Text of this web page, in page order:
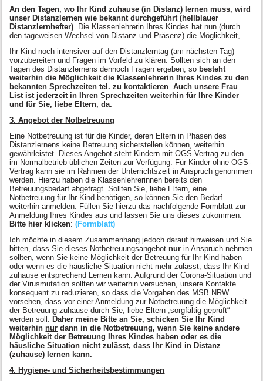
An den Tagen, wo Ihr Kind zuhause (in Distanz) lernen muss, wird
unser Distanzlernen wie bekannt durchgeführt (hellblauer
Distanzlernhefter). Die Klassenlehrerin Ihres Kindes hat nun (durch
den tageweisen Wechsel von Distanz und Präsenz) die Möglichkeit,
Ihr Kind noch intensiver auf den Distanzlerntag (am nächsten Tag)
vorzubereiten und Fragen im Vorfeld zu klären. Sollten sich an den
Tagen des Distanzlernens dennoch Fragen ergeben, so besteht
weiterhin die Möglichkeit die Klassenlehrerin Ihres Kindes zu den
bekannten Sprechzeiten tel. zu kontaktieren.Auch unsere Frau
List ist jederzeit in Ihren Sprechzeiten weiterhin für Ihre Kinder
und für Sie, liebe Eltern, da.
3. Angebot der Notbetreuung
Eine Notbetreuung ist für die Kinder, deren Eltern in Phasen des
Distanzlernens keine Betreuung sicherstellen können, weiterhin
gewährleistet. Dieses Angebot steht Kindern mit OGS-Vertrag zu den
im Normalbetrieb üblichen Zeiten zur Verfügung. Für Kinder ohne OGS-
Vertrag kann sie im Rahmen der Unterrichtszeit in Anspruch genommen
werden. Hierzu haben die Klassenlehrerinnen bereits den
Betreuungsbedarf abgefragt. Sollten Sie, liebe Eltern, eine
Notbetreuung für Ihr Kind benötigen, so können Sie den Bedarf
weiterhin anmelden. Füllen Sie hierzu das nachfolgende Formblatt zur
Anmeldung Ihres Kindes aus und lassen Sie uns dieses zukommen.
Bitte hier klicken:(Formblatt)
Ich möchte in diesem Zusammenhang jedoch darauf hinweisen und Sie
bitten, dass Sie dieses Notbetreuungsangebotnur in Anspruch nehmen
sollten, wenn Sie keine Möglichkeit der Betreuung für Ihr Kind haben
oder wenn es die häusliche Situation nicht mehr zulässt, dass Ihr Kind
zuhause entsprechend Lernen kann. Aufgrund der Corona-Situation und
der Virusmutation sollten wir weiterhin versuchen, unsere Kontakte
konsequent zu reduzieren, so dass die Vorgaben des MSB NRW
vorsehen, dass vor einer Anmeldung zur Notbetreuung die Möglichkeit
der Betreuung zuhause durch Sie, liebe Eltern „sorgfältig geprüft“
werden soll. Daher meine Bitte an Sie, schicken Sie Ihr Kind
weiterhinnur dann in die Notbetreuung, wenn Sie keine andere
Möglichkeit der Betreuung Ihres Kindes haben oder es die
häusliche Situation nicht zulässt, dass Ihr Kind in Distanz
(zuhause) lernen kann.
4. Hygiene- und Sicherheitsbestimmungen